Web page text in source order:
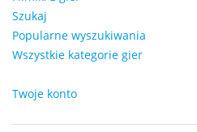
Szukaj
Popularne wyszukiwania
Wszystkie kategorie gier
Twoje konto